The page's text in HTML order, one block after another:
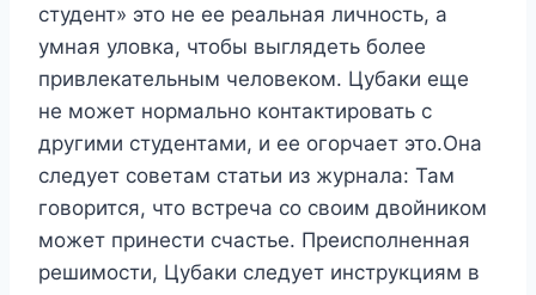
студент» это не ее реальная личность, а
умная уловка, чтобы выглядеть более
привлекательным человеком. Цубаки еще
не может нормально контактировать с
другими студентами, и ее огорчает это.Она
следует советам статьи из журнала: Там
говорится, что встреча со своим двойником
может принести счастье. Преисполненная
решимости, Цубаки следует инструкциям в